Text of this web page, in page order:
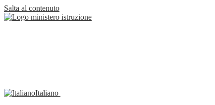
Salta al contenuto
Italiano